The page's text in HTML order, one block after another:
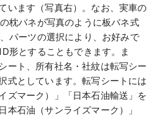
います（写真右）。なお、実車の
枕バネが写真のように板バネ式
パーツの選択により、お好みで
形とすることもできます。ま
ート、所有社名・社紋は転写シー
式としています。転写シートには
ズマーク）」「日本石油輸送」を
本石油（サンライズマーク）」